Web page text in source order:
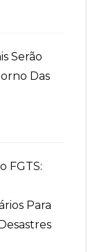
Serão
Das
FGTS:
Para